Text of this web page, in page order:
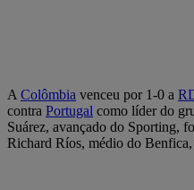
A Colômbia venceu por 1-0 a
contra Portugal como líder do
Suárez, avançado do Sporting,
Richard Ríos, médio do Benfica,